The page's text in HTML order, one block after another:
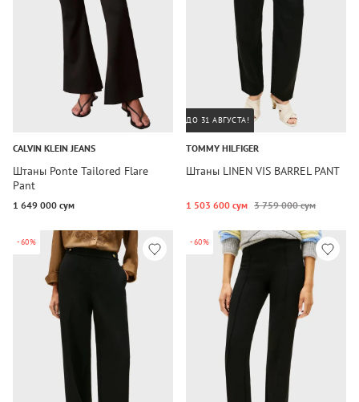
CALVIN KLEIN JEANS
Штаны Ponte Tailored Flare
Pant
1 649 000 сум
ДО 31 АВГУСТА!
TOMMY HILFIGER
Штаны LINEN VIS BARREL PANT
1 503 600 сум 3 759 000 сум
-60% -60%